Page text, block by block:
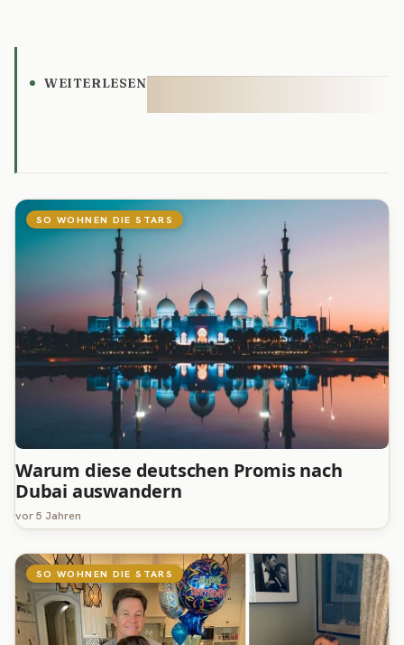
WEITERLESEN
SO WOHNEN DIE STARS
Warum diese deutschen Promis nach
Dubai auswandern
vor 5 Jahren
SO WOHNEN DIE STARS